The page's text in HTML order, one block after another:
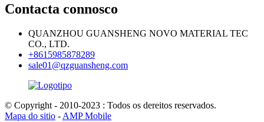
Contacta connosco
QUANZHOU GUANSHENG NOVO MATERIAL TEC
CO., LTD.
+8615985878289
sale01@qzguansheng.com
© Copyright - 2010-2023 : Todos os dereitos reservados.
Mapa do sitio -AMP Mobile